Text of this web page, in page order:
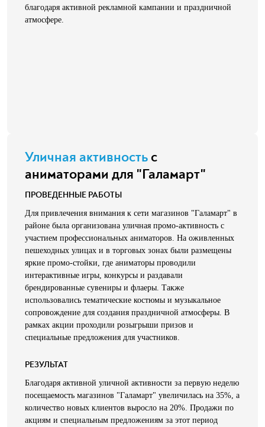
благодаря активной рекламной кампании и праздничной
атмосфере.
Уличная активностьс
аниматорами для "Галамарт"
ПРОВЕДЕННЫЕ РАБОТЫ
Для привлечения внимания к сети магазинов "Галамарт" в
районе была организована уличная промо-активность с
участием профессиональных аниматоров. На оживленных
пешеходных улицах и в торговых зонах были размещены
яркие промо-стойки, где аниматоры проводили
интерактивные игры, конкурсы и раздавали
брендированные сувениры и флаеры. Также
использовались тематические костюмы и музыкальное
сопровождение для создания праздничной атмосферы. В
рамках акции проходили розыгрыши призов и
специальные предложения для участников.
РЕЗУЛЬТАТ
Благодаря активной уличной активности за первую неделю
посещаемость магазинов "Галамарт" увеличилась на 35%, а
количество новых клиентов выросло на 20%. Продажи по
акциям и специальным предложениям за этот период